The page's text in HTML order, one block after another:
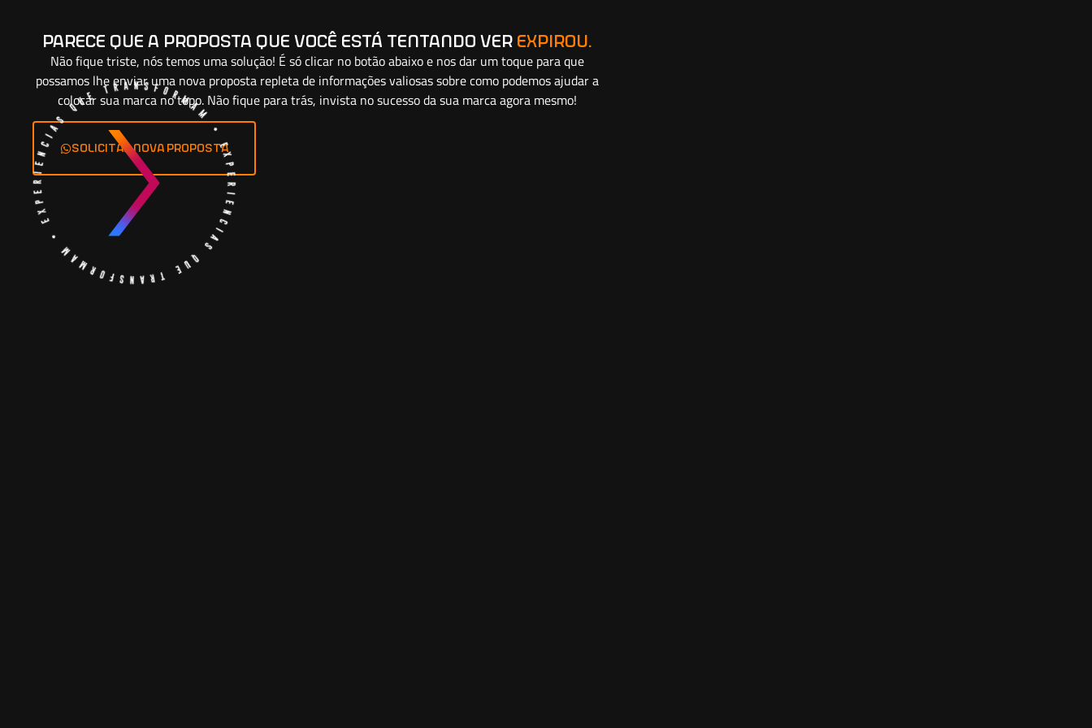
parece que a proposta que você está tentando ver expirou.
Não fique triste, nós temos uma solução! É só clicar no botão abaixo e nos dar um toque para que
possamos lhe enviar uma nova proposta repleta de informações valiosas sobre como podemos ajudar a
colocar sua marca no topo. Não fique para trás, invista no sucesso da sua marca agora mesmo!
solicitar nova proposta